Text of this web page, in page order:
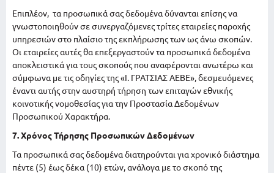
Επιπλέον, τα προσωπικά σας δεδομένα δύνανται επίσης να
γνωστοποιηθούν σε συνεργαζόμενες τρίτες εταιρείες παροχής
υπηρεσιών στο πλαίσιο της εκπλήρωσης των ως άνω σκοπών.
Οι εταιρείες αυτές θα επεξεργαστούν τα προσωπικά δεδομένα
αποκλειστικά για τους σκοπούς που αναφέρονται ανωτέρω και
σύμφωνα με τις οδηγίες της «Ι. ΓΡΑΤΣΙΑΣ ΑΕΒΕ», δεσμευόμενες
έναντι αυτής στην αυστηρή τήρηση των επιταγών εθνικής
κοινοτικής νομοθεσίας για την Προστασία Δεδομένων
Προσωπικού Χαρακτήρα.
7. Χρόνος Τήρησης Προσωπικών Δεδομένων
Τα προσωπικά σας δεδομένα διατηρούνται για χρονικό διάστημα
πέντε (5) έως δέκα (10) ετών, ανάλογα με το σκοπό της